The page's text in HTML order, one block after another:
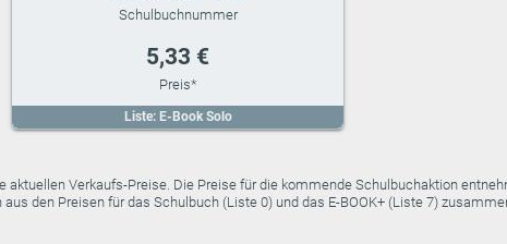
Liste: E-Book Solo
5,33 €
Verkaufs-Preise. Die Preise für die kommende Schulbuchaktion
den Preisen für das Schulbuch (Liste 0) und das E-BOOK+ (Liste 7)